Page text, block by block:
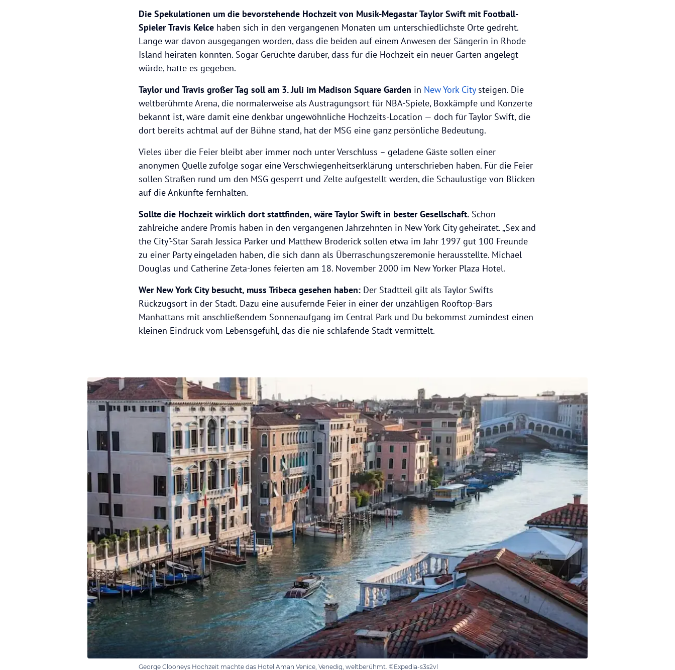
Die Spekulationen um die bevorstehende Hochzeit von Musik-Megastar Taylor Swift mit Football-
Spieler Travis Kelce haben sich in den vergangenen Monaten um unterschiedlichste Orte gedreht.
Lange war davon ausgegangen worden, dass die beiden auf einem Anwesen der Sängerin in Rhode
Island heiraten könnten. Sogar Gerüchte darüber, dass für die Hochzeit ein neuer Garten angelegt
würde, hatte es gegeben.
Taylor und Travis großer Tag soll am 3. Juli im Madison Square Garden in New York Citysteigen. Die
weltberühmte Arena, die normalerweise als Austragungsort für NBA-Spiele, Boxkämpfe und Konzerte
bekannt ist, wäre damit eine denkbar ungewöhnliche Hochzeits-Location — doch für Taylor Swift, die
dort bereits achtmal auf der Bühne stand, hat der MSG eine ganz persönliche Bedeutung.
Vieles über die Feier bleibt aber immer noch unter Verschluss – geladene Gäste sollen einer
anonymen Quelle zufolge sogar eine Verschwiegenheitserklärung unterschrieben haben. Für die Feier
sollen Straßen rund um den MSG gesperrt und Zelte aufgestellt werden, die Schaulustige von Blicken
auf die Ankünfte fernhalten.
Sollte die Hochzeit wirklich dort stattfinden, wäre Taylor Swift in bester Gesellschaft. Schon
zahlreiche andere Promis haben in den vergangenen Jahrzehnten in New York City geheiratet. „Sex and
the City"-Star Sarah Jessica Parker und Matthew Broderick sollen etwa im Jahr 1997 gut 100 Freunde
zu einer Party eingeladen haben, die sich dann als Überraschungszeremonie herausstellte. Michael
Douglas und Catherine Zeta-Jones feierten am 18. November 2000 im New Yorker Plaza Hotel.
Wer New York City besucht, muss Tribeca gesehen haben: Der Stadtteil gilt als Taylor Swifts
Rückzugsort in der Stadt. Dazu eine ausufernde Feier in einer der unzähligen Rooftop-Bars
Manhattans mit anschließendem Sonnenaufgang im Central Park und Du bekommst zumindest einen
kleinen Eindruck vom Lebensgefühl, das die nie schlafende Stadt vermittelt.
George Clooneys Hochzeit machte das Hotel Aman Venice, Venedig, weltberühmt. ©Expedia-s3s2vl